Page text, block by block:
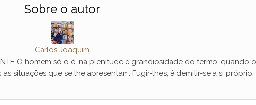
Sobre o autor
Carlos Joaquim
O homem só o é, na plenitude e grandiosidade do termo, quando o
situações que se lhe apresentam. Fugir-lhes, é demitir-se a si próprio.